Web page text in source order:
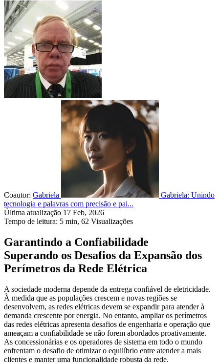
Coautor: Gabriela
Gabriela: Unindo
tecnologia e palavras com precisão e pai...
Última atualização 17 Feb, 2026
Tempo de leitura: 5 min, 62 Visualizações
Garantindo a Confiabilidade
Superando os Desafios da Expansão dos
Perímetros da Rede Elétrica
A sociedade moderna depende da entrega confiável de eletricidade.
À medida que as populações crescem e novas regiões se
desenvolvem, as redes elétricas devem se expandir para atender à
demanda crescente por energia. No entanto, ampliar os perímetros
das redes elétricas apresenta desafios de engenharia e operação que
ameaçam a confiabilidade se não forem abordados proativamente.
As concessionárias e os operadores de sistema em todo o mundo
enfrentam o desafio de otimizar o equilíbrio entre atender a mais
clientes e manter uma funcionalidade robusta da rede.